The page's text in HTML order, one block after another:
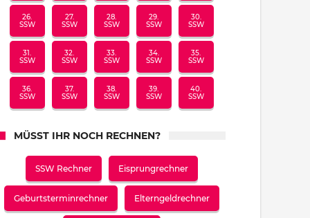
26.
SSW
27.
SSW
28.
SSW
29.
SSW
30.
SSW
31.
SSW
32.
SSW
33.
SSW
34.
SSW
35.
SSW
36.
SSW
37.
SSW
38.
SSW
39.
SSW
40.
SSW
MÜSST IHR NOCH RECHNEN?
SSW Rechner Eisprungrechner
Geburtsterminrechner Elterngeldrechner